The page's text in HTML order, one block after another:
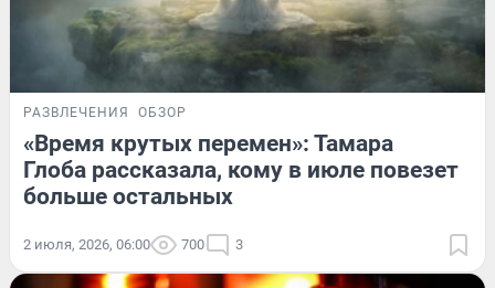
РАЗВЛЕЧЕНИЯ ОБЗОР
«Время крутых перемен»: Тамара
Глоба рассказала, кому в июле повезет
больше остальных
2 июля, 2026, 06:00 700 3